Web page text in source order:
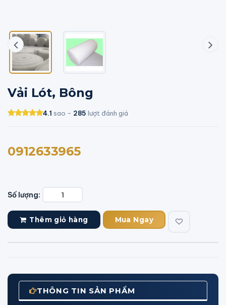
Vải Lót, Bông
4.1 sao - 285 lượt đánh giá
0912633965
Số lượng:
Thêm giỏ hàng Mua Ngay
THÔNG TIN SẢN PHẨM